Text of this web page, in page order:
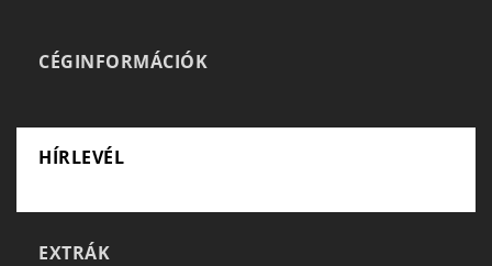
CÉGINFORMÁCIÓK
HÍRLEVÉL
EXTRÁK